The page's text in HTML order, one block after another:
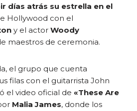
días atrás su estrella en el
Hollywood con el
y el actor Woody
maestros de ceremonia.
el grupo que cuenta
filas con el guitarrista John
el video oficial de «These Are
Malia James, donde los